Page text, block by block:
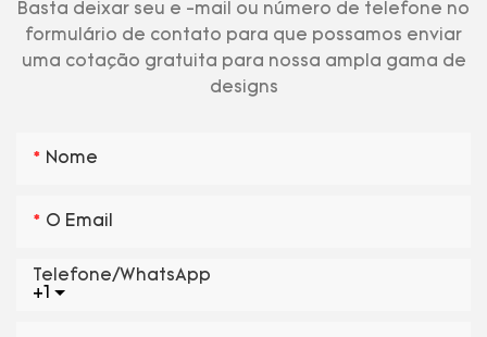
Basta deixar seu e -mail ou número de telefone no
formulário de contato para que possamos enviar
uma cotação gratuita para nossa ampla gama de
designs
Nome
O Email
+1
Telefone/WhatsApp